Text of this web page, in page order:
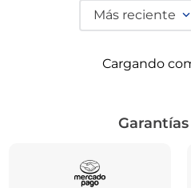
Más reciente
Cargando